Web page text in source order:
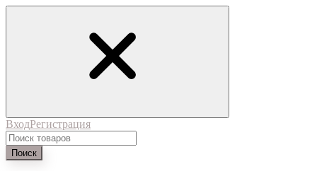
ВходРегистрация
Поиск